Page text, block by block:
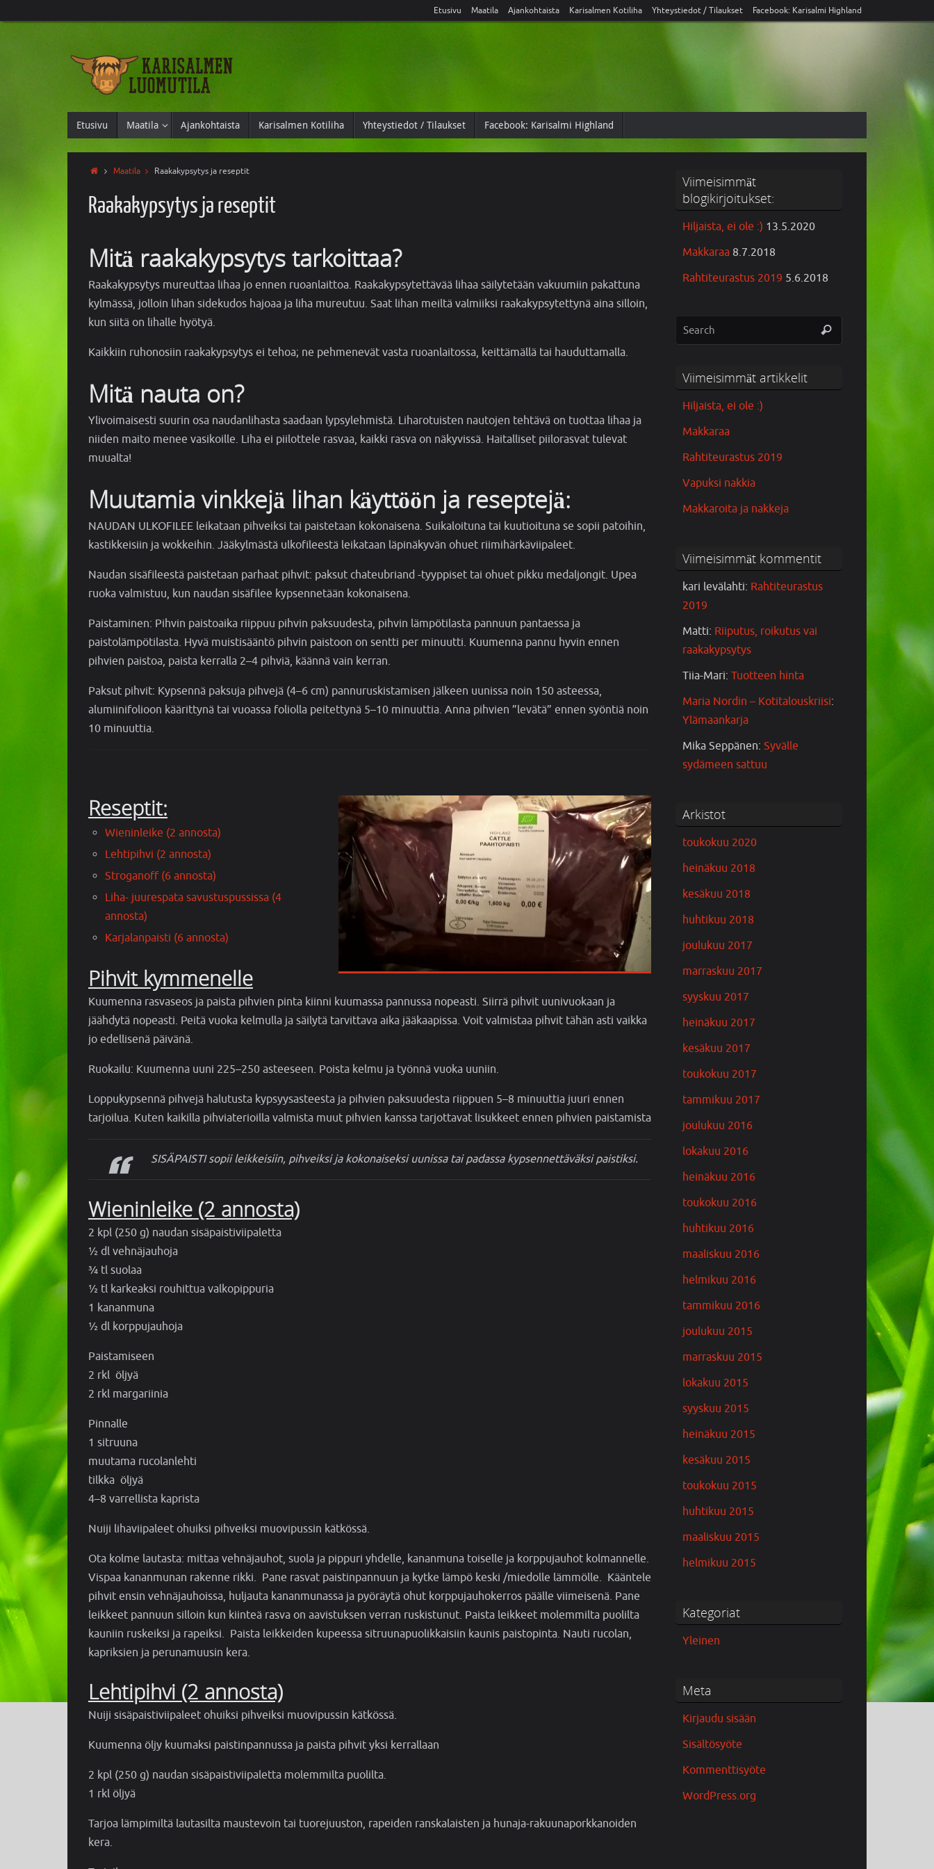
Etusivu Maatila Ajankohtaista Karisalmen Kotiliha Yhteystiedot / Tilaukset Facebook: Karisalmi Highland
Etusivu Maatila Ajankohtaista Karisalmen Kotiliha Yhteystiedot / Tilaukset Facebook: Karisalmi Highland
Maatila Raakakypsytys ja reseptit
Raakakypsytys ja reseptit
Mitä raakakypsytys tarkoittaa?
Raakakypsytys mureuttaa lihaa jo ennen ruoanlaittoa. Raakakypsytettävää lihaa säilytetään vakuumiin pakattuna
kylmässä, jolloin lihan sidekudos hajoaa ja liha mureutuu. Saat lihan meiltä valmiiksi raakakypsytettynä aina silloin,
kun siitä on lihalle hyötyä.
Kaikkiin ruhonosiin raakakypsytys ei tehoa; ne pehmenevät vasta ruoanlaitossa, keittämällä tai hauduttamalla.
Mitä nauta on?
Ylivoimaisesti suurin osa naudanlihasta saadaan lypsylehmistä. Liharotuisten nautojen tehtävä on tuottaa lihaa ja
niiden maito menee vasikoille. Liha ei piilottele rasvaa, kaikki rasva on näkyvissä. Haitalliset piilorasvat tulevat
muualta!
Muutamia vinkkejä lihan käyttöön ja reseptejä:
NAUDAN ULKOFILEE leikataan pihveiksi tai paistetaan kokonaisena. Suikaloituna tai kuutioituna se sopii patoihin,
kastikkeisiin ja wokkeihin. Jääkylmästä ulkofileestä leikataan läpinäkyvän ohuet riimihärkäviipaleet.
Naudan sisäfileestä paistetaan parhaat pihvit: paksut chateubriand -tyyppiset tai ohuet pikku medaljongit. Upea
ruoka valmistuu, kun naudan sisäfilee kypsennetään kokonaisena.
Paistaminen: Pihvin paistoaika riippuu pihvin paksuudesta, pihvin lämpötilasta pannuun pantaessa ja
paistolämpötilasta. Hyvä muistisääntö pihvin paistoon on sentti per minuutti. Kuumenna pannu hyvin ennen
pihvien paistoa, paista kerralla 2–4 pihviä, käännä vain kerran.
Paksut pihvit: Kypsennä paksuja pihvejä (4–6 cm) pannuruskistamisen jälkeen uunissa noin 150 asteessa,
alumiinifolioon käärittynä tai vuoassa foliolla peitettynä 5–10 minuuttia. Anna pihvien ”levätä” ennen syöntiä noin
10 minuuttia.
Reseptit:
Wieninleike (2 annosta)
Lehtipihvi (2 annosta)
Stroganoff (6 annosta)
Liha- juurespata savustuspussissa (4
annosta)
Karjalanpaisti (6 annosta)
Pihvit kymmenelle
Kuumenna rasvaseos ja paista pihvien pinta kiinni kuumassa pannussa nopeasti. Siirrä pihvit uunivuokaan ja
jäähdytä nopeasti. Peitä vuoka kelmulla ja säilytä tarvittava aika jääkaapissa. Voit valmistaa pihvit tähän asti vaikka
jo edellisenä päivänä.
Ruokailu: Kuumenna uuni 225–250 asteeseen. Poista kelmu ja työnnä vuoka uuniin.
Loppukypsennä pihvejä halutusta kypsyysasteesta ja pihvien paksuudesta riippuen 5–8 minuuttia juuri ennen
tarjoilua. Kuten kaikilla pihviaterioilla valmista muut pihvien kanssa tarjottavat lisukkeet ennen pihvien paistamista
SISÄPAISTI sopii leikkeisiin, pihveiksi ja kokonaiseksi uunissa tai padassa kypsennettäväksi paistiksi.
Wieninleike (2 annosta)
2 kpl (250 g) naudan sisäpaistiviipaletta
½ dl vehnäjauhoja
¾ tl suolaa
½ tl karkeaksi rouhittua valkopippuria
1 kananmuna
½ dl korppujauhoja
Paistamiseen
2 rkl öljyä
2 rkl margariinia
Pinnalle
1 sitruuna
muutama rucolanlehti
tilkka öljyä
4–8 varrellista kaprista
Nuiji lihaviipaleet ohuiksi pihveiksi muovipussin kätkössä.
Ota kolme lautasta: mittaa vehnäjauhot, suola ja pippuri yhdelle, kananmuna toiselle ja korppujauhot kolmannelle.
Vispaa kananmunan rakenne rikki. Pane rasvat paistinpannuun ja kytke lämpö keski /miedolle lämmölle. Kääntele
pihvit ensin vehnäjauhoissa, huljauta kananmunassa ja pyöräytä ohut korppujauhokerros päälle viimeisenä. Pane
leikkeet pannuun silloin kun kiinteä rasva on aavistuksen verran ruskistunut. Paista leikkeet molemmilta puolilta
kauniin ruskeiksi ja rapeiksi. Paista leikkeiden kupeessa sitruunapuolikkaisiin kaunis paistopinta. Nauti rucolan,
kapriksien ja perunamuusin kera.
Lehtipihvi (2 annosta)
Nuiji sisäpaistiviipaleet ohuiksi pihveiksi muovipussin kätkössä.
Kuumenna öljy kuumaksi paistinpannussa ja paista pihvit yksi kerrallaan
2 kpl (250 g) naudan sisäpaistiviipaletta molemmilta puolilta.
1 rkl öljyä
Tarjoa lämpimiltä lautasilta maustevoin tai tuorejuuston, rapeiden ranskalaisten ja hunaja-rakuunaporkkanoiden
kera.
Viimeisimmät
blogikirjoitukset:
Hiljaista, ei ole :) 13.5.2020
Makkaraa 8.7.2018
Rahtiteurastus 2019 5.6.2018
Viimeisimmät artikkelit
Hiljaista, ei ole :)
Makkaraa
Rahtiteurastus 2019
Vapuksi nakkia
Makkaroita ja nakkeja
Viimeisimmät kommentit
kari levälahti: Rahtiteurastus
2019
Matti: Riiputus, roikutus vai
raakakypsytys
Tiia-Mari: Tuotteen hinta
Maria Nordin – Kotitalouskriisi:
Ylämaankarja
Mika Seppänen: Syvälle
sydämeen sattuu
Arkistot
toukokuu 2020
heinäkuu 2018
kesäkuu 2018
huhtikuu 2018
joulukuu 2017
marraskuu 2017
syyskuu 2017
heinäkuu 2017
kesäkuu 2017
toukokuu 2017
tammikuu 2017
joulukuu 2016
lokakuu 2016
heinäkuu 2016
toukokuu 2016
huhtikuu 2016
maaliskuu 2016
helmikuu 2016
tammikuu 2016
joulukuu 2015
marraskuu 2015
lokakuu 2015
syyskuu 2015
heinäkuu 2015
kesäkuu 2015
toukokuu 2015
huhtikuu 2015
maaliskuu 2015
helmikuu 2015
Kategoriat
Yleinen
Meta
Kirjaudu sisään
Sisältösyöte
Kommenttisyöte
WordPress.org